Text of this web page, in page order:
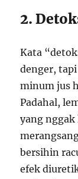
2.
Kata
denger,
minum jus
Padahal,
yang
bersihin
efek